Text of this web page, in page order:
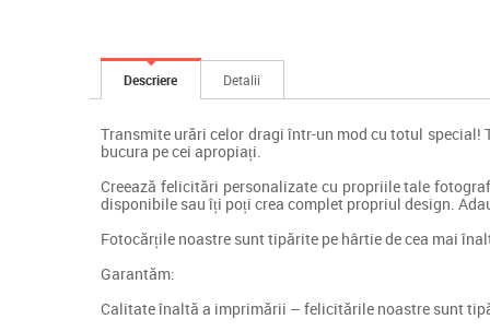
Descriere Detalii
Transmite urări celor dragi într-un mod cu totul
bucura pe cei apropiați.
Creează felicitări personalizate cu propriile tale
disponibile sau îți poți crea complet propriul design.
Fotocărțile noastre sunt tipărite pe hârtie de cea mai
Garantăm:
Calitate înaltă a imprimării – felicitările noastre sunt